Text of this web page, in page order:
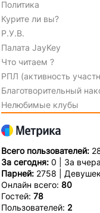
Политика
Курите ли вы?
Р.У.В.
Палата JayKey
Что читаем ?
РПЛ (активность
Благотворительный
Нелюбимые клубы
Всего пользователей:
За сегодня: 0 | За
Парней: 2758 | Девушек
Онлайн всего: 80
Гостей: 78
Пользователей: 2